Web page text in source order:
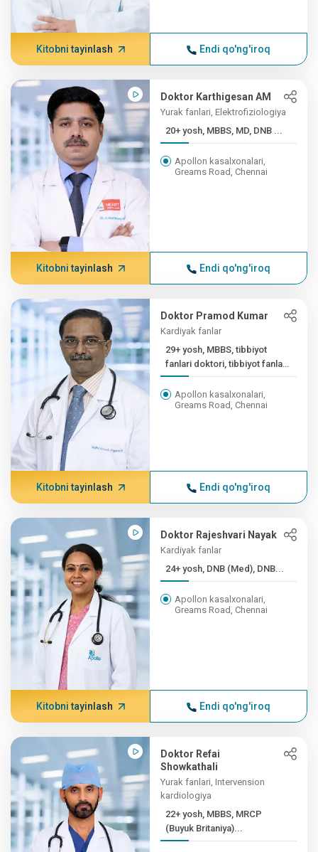
Kitobni tayinlash Endi qo'ng'iroq
Doktor Karthigesan AM
Yurak fanlari, Elektrofiziologiya
20+ yosh, MBBS, MD, DNB ...
Apollon kasalxonalari,
Greams Road, Chennai
Kitobni tayinlash Endi qo'ng'iroq
Doktor Pramod Kumar
Kardiyak fanlar
29+ yosh, MBBS, tibbiyot
fanlari doktori, tibbiyot fanlari
doktori (...
Apollon kasalxonalari,
Greams Road, Chennai
Kitobni tayinlash Endi qo'ng'iroq
Doktor Rajeshvari Nayak
Kardiyak fanlar
24+ yosh, DNB (Med), DNB...
Apollon kasalxonalari,
Greams Road, Chennai
Kitobni tayinlash Endi qo'ng'iroq
Doktor Refai
Showkathali
Yurak fanlari, Intervension
kardiologiya
22+ yosh, MBBS, MRCP
(Buyuk Britaniya)...